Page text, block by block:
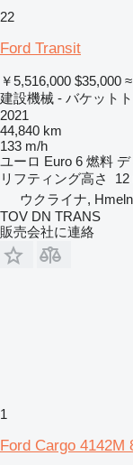
22
Ford Transit
￥5,516,000 $35,000
建設機械 - バケット
2021
44,840 km
133 m/h
ユーロ Euro 6 燃料
リフティング高さ
12
ウクライナ,
TOV DN TRANS
販売会社に連絡
1
Ford Cargo 4142M